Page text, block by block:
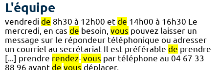
L'équipe
vendredi de 8h30 à 12h00 et de 14h00 à 16h30 Le
mercredi, en cas de besoin, vous pouvez laisser un
message sur le répondeur téléphonique ou adresser
un courriel au secrétariat Il est préférable de prendre
[...] prendre rendez- vous par téléphone au 04 67 33
88 96 avant de vous déplacer.